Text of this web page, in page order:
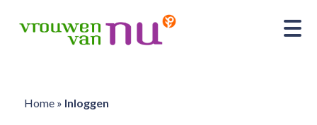
Home» Inloggen